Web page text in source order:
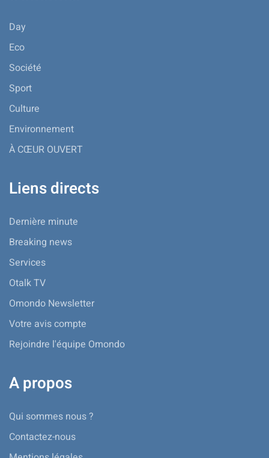
Day
Eco
Société
Sport
Culture
Environnement
À CŒUR OUVERT
Liens directs
Dernière minute
Breaking news
Services
Otalk TV
Omondo Newsletter
Votre avis compte
Rejoindre l'équipe Omondo
A propos
Qui sommes nous ?
Contactez-nous